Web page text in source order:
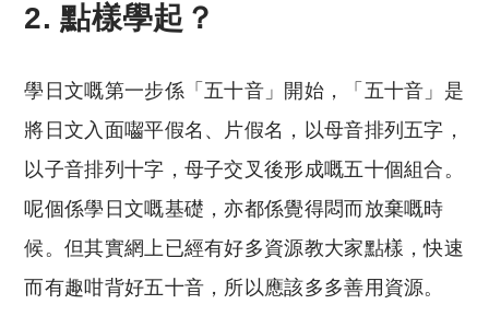
2. 點樣學起？
學日文嘅第一步係「五十音」開始，「五十音」是
將日文入面囓平假名、片假名，以母音排列五字，
以子音排列十字，母子交叉後形成嘅五十個組合。
呢個係學日文嘅基礎，亦都係覺得悶而放棄嘅時
候。但其實網上已經有好多資源教大家點樣，快速
而有趣咁背好五十音，所以應該多多善用資源。